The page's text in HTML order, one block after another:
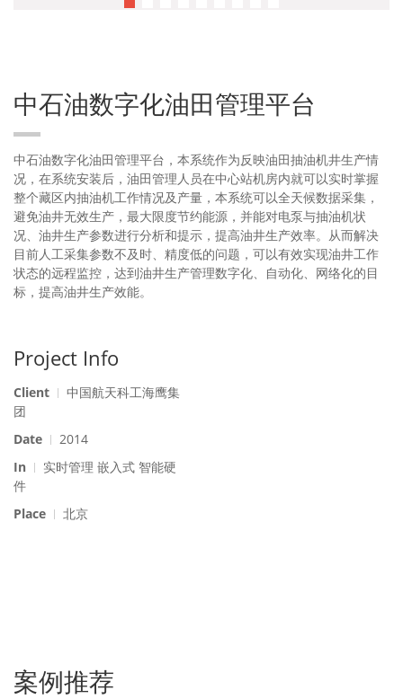
中石油数字化油田管理平台
中石油数字化油田管理平台，本系统作为反映油田抽油机井生产情
况，在系统安装后，油田管理人员在中心站机房内就可以实时掌握
整个藏区内抽油机工作情况及产量，本系统可以全天候数据采集，
避免油井无效生产，最大限度节约能源，并能对电泵与抽油机状
况、油井生产参数进行分析和提示，提高油井生产效率。从而解决
目前人工采集参数不及时、精度低的问题，可以有效实现油井工作
状态的远程监控，达到油井生产管理数字化、自动化、网络化的目
标，提高油井生产效能。
Project Info
Client
中国航天科工海鹰集
团
Date
2014
In
实时管理 嵌入式 智能硬
件
Place
北京
案例推荐